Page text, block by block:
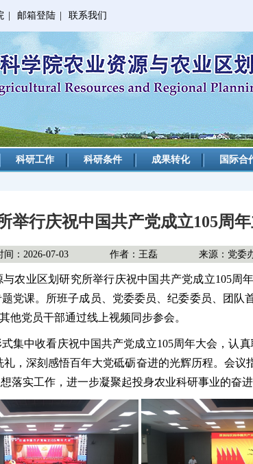
邮箱登陆 联系我们
科研工作 科研条件 成果转化 国际合
举行庆祝中国共产党成立105周
间：2026-07-03 作者：王磊 来源：党委
农业区划研究所举行庆祝中国共产党成立105周
党课。所班子成员、党委委员、纪委委员、团队
他党员干部通过线上视频同步参会。
集中收看庆祝中国共产党成立105周年大会，认
礼，深刻感悟百年大党砥砺奋进的光辉历程。会
落实工作，进一步凝聚起投身农业科研事业的奋进